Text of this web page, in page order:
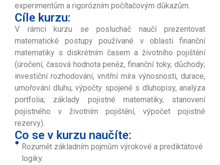
experimentům a rigorózním počítačovým důkazům.
Cíle kurzu:
V rámci kurzu se posluchač naučí prezentovat
matematické postupy používané v oblasti finanční
matematiky s diskrétním časem a životního pojištění
(úročení, časová hodnota peněz, finanční toky, důchody;
investiční rozhodování, vnitřní míra výnosnosti, durace,
umořování dluhu; výpočty spojené s dluhopisy, analýza
portfolia; základy pojistné matematiky, stanovení
pojistného v životním pojištění, výpočet pojistné
rezervy).
Co se v kurzu naučíte:
Rozumět základním pojmům výrokové a prediktátové
logiky.